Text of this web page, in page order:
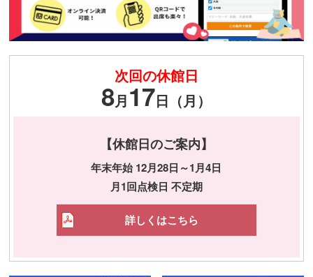
次回の休館日
8月17日（月）
【休館日のご案内】
年末年始 12月28日～1月4日
月1回点検日 不定期
詳しくはこちら